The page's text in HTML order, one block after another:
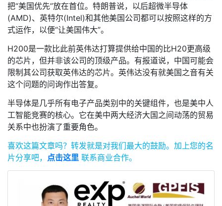
把“美国优先”放在首位。特朗普说，以后超微半导体
(AMD)、英特尔(Intel)和其他美国公司都可以按照这样的方
式运作，以便“让美国伟大”。
H200是一款比此前英伟达打算提供给中国的比H20更高级
的芯片，但并非该公司的顶级产品。有报道说，中国可能会
限制其公司获取英伟达的芯片。英伟达没有就美国之音有关
这个问题的问询作出答复。
半导体是几乎所有电子产品类别中的关键组件，也是美中人
工智能竞赛的核心。它在美中两大经济大国之间动荡的贸易
关系中也扮演了重要角色。
喜欢这篇文章吗？ 转发就是对我们最大的鼓励。 加上您的名
片分享吧， 点击这里 联系商业合作。